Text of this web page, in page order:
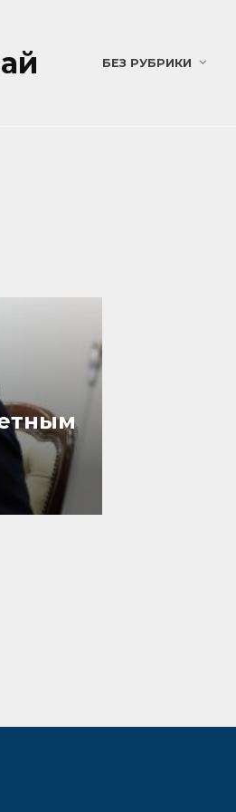
БЕЗ РУБРИКИ